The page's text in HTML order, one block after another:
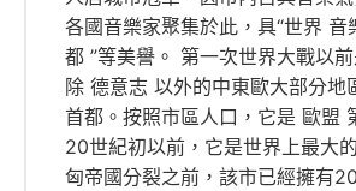
各國音樂家聚集於此，具“世界 音
都 ”等美譽。 第一次世界大戰以
除 德意志 以外的中東歐大部分地
首都。按照市區人口，它是 歐盟
20世紀初以前，它是世界上最大
匈帝國分裂之前，該市已經擁有